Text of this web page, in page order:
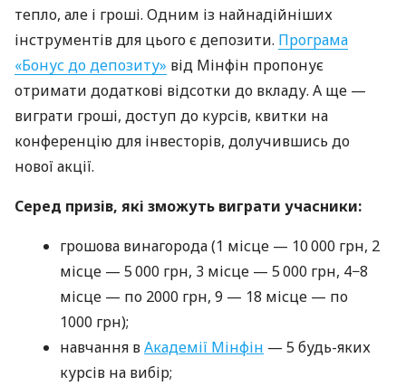
тепло, але і гроші. Одним із найнадійніших
інструментів для цього є депозити. Програма
«Бонус до депозиту» від Мінфін пропонує
отримати додаткові відсотки до вкладу. А ще —
виграти гроші, доступ до курсів, квитки на
конференцію для інвесторів, долучившись до
нової акції.
Серед призів, які зможуть виграти учасники:
грошова винагорода (1 місце — 10 000 грн, 2
місце — 5 000 грн, 3 місце — 5 000 грн, 4−8
місце — по 2000 грн, 9 — 18 місце — по
1000 грн);
навчання вАкадемії Мінфін — 5 будь-яких
курсів на вибір;